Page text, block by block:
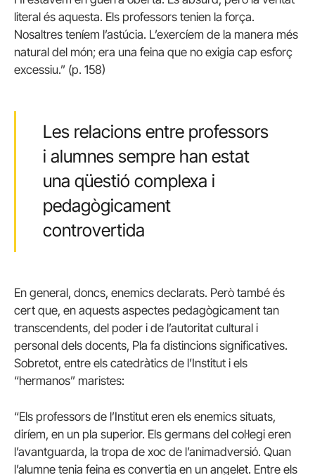
literal és aquesta. Els professors tenien la força.
Nosaltres teníem l’astúcia. L’exercíem de la manera més
natural del món; era una feina que no exigia cap esforç
excessiu.” (p. 158)
Les relacions entre professors
i alumnes sempre han estat
una qüestió complexa i
pedagògicament
controvertida
En general, doncs, enemics declarats. Però també és
cert que, en aquests aspectes pedagògicament tan
transcendents, del poder i de l’autoritat cultural i
personal dels docents, Pla fa distincions significatives.
Sobretot, entre els catedràtics de l’Institut i els
“hermanos” maristes:
“Els professors de l’Institut eren els enemics situats,
diríem, en un pla superior. Els germans del col·legi eren
l’avantguarda, la tropa de xoc de l’animadversió. Quan
l’alumne tenia feina es convertia en un angelet. Entre els